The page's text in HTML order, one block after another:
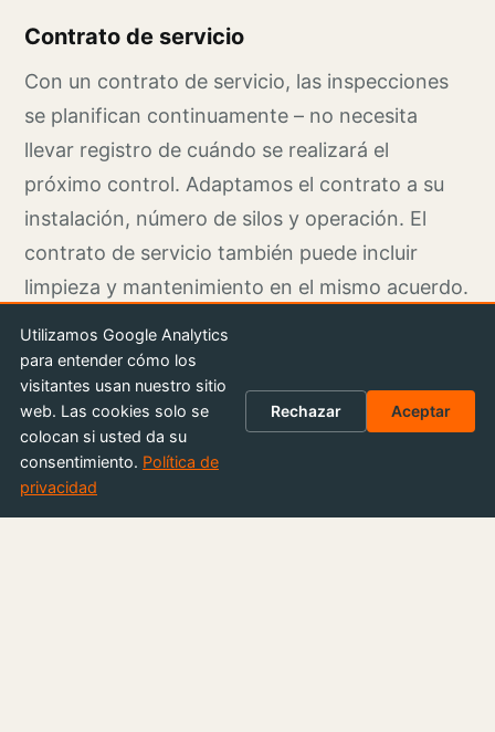
Contrato de servicio
Con un contrato de servicio, las inspecciones
se planifican continuamente – no necesita
llevar registro de cuándo se realizará el
próximo control. Adaptamos el contrato a su
instalación, número de silos y operación. El
contrato de servicio también puede incluir
limpieza y mantenimiento en el mismo acuerdo.
Solicitar cotización
Utilizamos Google Analytics
para entender cómo los
visitantes usan nuestro sitio
web. Las cookies solo se
colocan si usted da su
consentimiento. Política de
privacidad
Rechazar Aceptar